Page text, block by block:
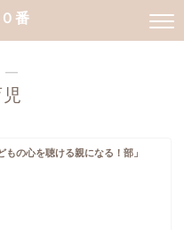
番
―
もの心を聴ける親になる！部」